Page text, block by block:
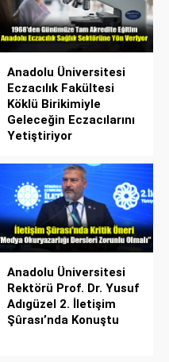
Anadolu Üniversitesi
Eczacılık Fakültesi
Köklü Birikimiyle
Geleceğin Eczacılarını
Yetiştiriyor
Anadolu Üniversitesi
Rektörü Prof. Dr. Yusuf
Adıgüzel 2. İletişim
Şûrası’nda Konuştu